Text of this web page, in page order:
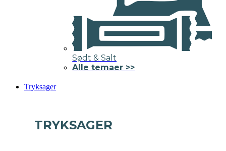
Sødt & Salt
Alle temaer >>
Tryksager
TRYKSAGER